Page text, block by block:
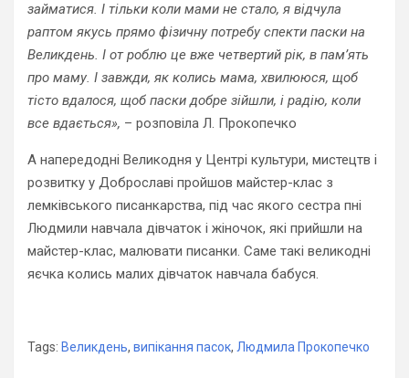
займатися. І тільки коли мами не стало, я відчула
раптом якусь прямо фізичну потребу спекти паски на
Великдень. І от роблю це вже четвертий рік, в пам’ять
про маму. І завжди, як колись мама, хвилююся, щоб
тісто вдалося, щоб паски добре зійшли, і радію, коли
все вдається», – розповіла Л. Прокопечко
А напередодні Великодня у Центрі культури, мистецтв і
розвитку у Доброславі пройшов майстер-клас з
лемківського писанкарства, під час якого сестра пні
Людмили навчала дівчаток і жіночок, які прийшли на
майстер-клас, малювати писанки. Саме такі великодні
яєчка колись малих дівчаток навчала бабуся.
Tags: Великдень, випікання пасок, Людмила Прокопечко